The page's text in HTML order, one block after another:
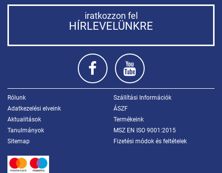
iratkozzon fel
HÍRLEVELÜNKRE
Rólunk
Szállítási Információk
Adatkezelési elveink
ÁSZF
Aktualitások
Termékeink
Tanulmányok
MSZ EN ISO 9001:2015
Sitemap
Fizetési módok és feltételek